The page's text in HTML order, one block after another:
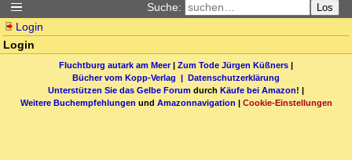
Suche: Los
Login
Login
Fluchtburg autark am Meer| Zum Tode Jürgen Küßners |
Bücher vom Kopp-Verlag | Datenschutzerklärung
Unterstützen Sie das Gelbe Forum durch Käufe bei Amazon! |
Weitere Buchempfehlungen und Amazonnavigation | Cookie-Einstellungen